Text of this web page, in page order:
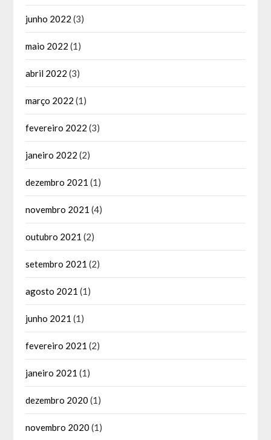
junho 2022 (3)
maio 2022 (1)
abril 2022 (3)
março 2022 (1)
fevereiro 2022 (3)
janeiro 2022 (2)
dezembro 2021 (1)
novembro 2021 (4)
outubro 2021 (2)
setembro 2021 (2)
agosto 2021 (1)
junho 2021 (1)
fevereiro 2021 (2)
janeiro 2021 (1)
dezembro 2020 (1)
novembro 2020 (1)